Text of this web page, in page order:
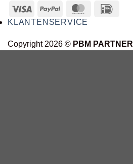
KLANTENSERVICE
Copyright 2026 © PBM PARTNER